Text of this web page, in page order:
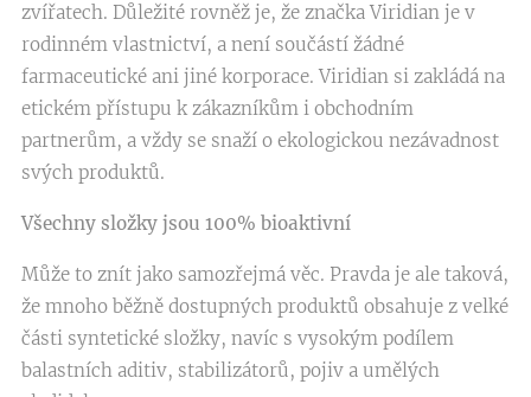
zvířatech. Důležité rovněž je, že značka Viridian je v
rodinném vlastnictví, a není součástí žádné
farmaceutické ani jiné korporace. Viridian si zakládá na
etickém přístupu k zákazníkům i obchodním
partnerům, a vždy se snaží o ekologickou nezávadnost
svých produktů.
Všechny složky jsou 100% bioaktivní
Může to znít jako samozřejmá věc. Pravda je ale taková,
že mnoho běžně dostupných produktů obsahuje z velké
části syntetické složky, navíc s vysokým podílem
balastních aditiv, stabilizátorů, pojiv a umělých